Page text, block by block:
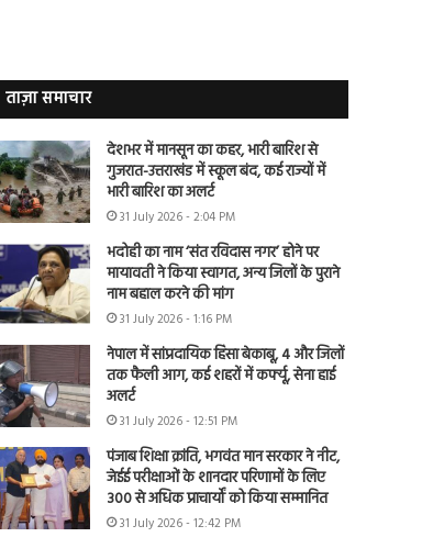
ताज़ा समाचार
देशभर में मानसून का कहर, भारी बारिश से
गुजरात-उत्तराखंड में स्कूल बंद, कई राज्यों में
भारी बारिश का अलर्ट
31 July 2026 - 2:04 PM
भदोही का नाम ‘संत रविदास नगर’ होने पर
मायावती ने किया स्वागत, अन्य जिलों के पुराने
नाम बहाल करने की मांग
31 July 2026 - 1:16 PM
नेपाल में सांप्रदायिक हिंसा बेकाबू, 4 और जिलों
तक फैली आग, कई शहरों में कर्फ्यू, सेना हाई
अलर्ट
31 July 2026 - 12:51 PM
पंजाब शिक्षा क्रांति, भगवंत मान सरकार ने नीट,
जेईई परीक्षाओं के शानदार परिणामों के लिए
300 से अधिक प्राचार्यों को किया सम्मानित
31 July 2026 - 12:42 PM